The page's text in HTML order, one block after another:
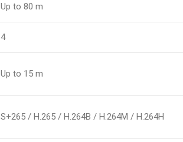
Up to 80 m
4
Up to 15 m
S+265 / H.265 / H.264B / H.264M / H.264H